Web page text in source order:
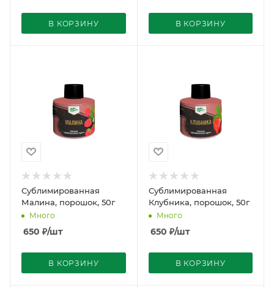
В КОРЗИНУ В КОРЗИНУ
Сублимированная
Малина, порошок, 50г
Много
650 ₽/шт
В КОРЗИНУ
Сублимированная
Клубника, порошок, 50г
Много
650 ₽/шт
В КОРЗИНУ